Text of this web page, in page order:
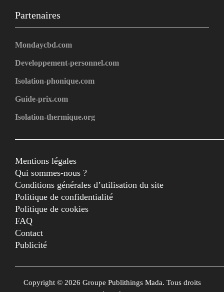
Partenaires
Mondaycbd.com
Developpement-personnel.com
Isolation-phonique.com
Guide-prix.com
Isolation-thermique.org
Mentions légales
Qui sommes-nous ?
Conditions générales d’utilisation du site
Politique de confidentialité
Politique de cookies
FAQ
Contact
Publicité
Copyright © 2026 Groupe Publithings Mada. Tous droits